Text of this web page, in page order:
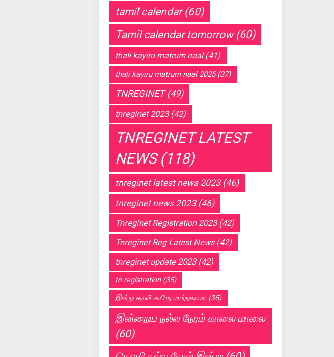
tamil calendar(60)
Tamil calendar tomorrow(60)
thali kayiru matrum naal(41)
thali kayiru matrum naal 2025(37)
TNREGINET(49)
tnreginet 2023(42)
TNREGINET LATEST
NEWS(118)
tnreginet latest news 2023(46)
tnreginet news 2023(46)
Tnreginet Registration 2023(42)
Tnreginet Reg Latest News(42)
tnreginet update 2023(42)
tn registration(35)
இன்று தாலி கயிறு மாற்றலாமா(35)
இன்றைய நல்ல நேரம் காலை மாலை
(60)